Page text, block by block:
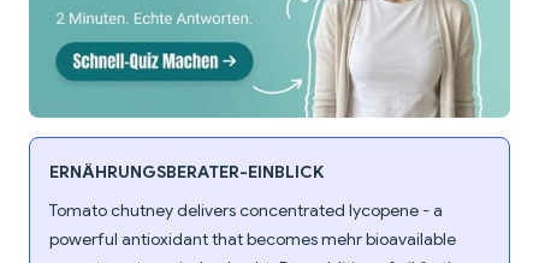
ERNÄHRUNGSBERATER-EINBLICK
Tomato chutney delivers concentrated lycopene - a
powerful antioxidant that becomes mehr bioavailable